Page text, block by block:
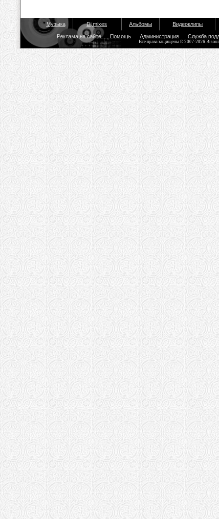
Музыка Dj mixes Альбомы Видеоклипы
Реклама на сайте Помощь Администрация Служба
Все права защищены © 2007-2026